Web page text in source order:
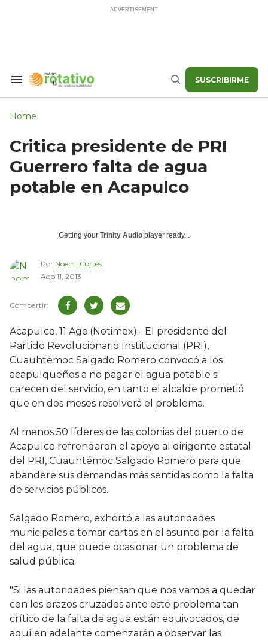
Search
Buscar SUSCRIBIRME
Home
Critica presidente de PRI
Guerrero falta de agua
potable en Acapulco
Getting your Trinity Audio player ready...
Por Noemi Cortés
Ago 11, 2013
Acapulco, 11 Ago.(Notimex).- El presidente del
Partido Revolucionario Institucional (PRI),
Cuauhtémoc Salgado Romero convocó a los
acapulqueños a no pagar el agua potable si
carecen del servicio, en tanto el alcalde prometió
que en dos meses resolverá el problema.
Al menos 50 líderes de las colonias del puerto de
Acapulco refrendaron el apoyo al dirigente estatal
del PRI, Cuauhtémoc Salgado Romero para que
abandere sus demandas más sentidas como la falta
de servicios públicos.
Salgado Romero, exhortó a las autoridades
municipales a tomar cartas en el asunto por la falta
del agua, que puede ocasionar un problema de
salud pública.
"Si las autoridades piensan que nos vamos a quedar
con los brazos cruzados ante este problema tan
crítico de la falta de agua están equivocados, de
aquí en adelante comenzarán a observar las